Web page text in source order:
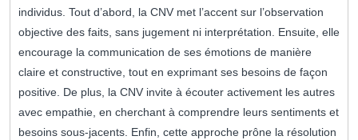
individus. Tout d’abord, la CNV met l’accent sur l’observation
objective des faits, sans jugement ni interprétation. Ensuite, elle
encourage la communication de ses émotions de manière
claire et constructive, tout en exprimant ses besoins de façon
positive. De plus, la CNV invite à écouter activement les autres
avec empathie, en cherchant à comprendre leurs sentiments et
besoins sous-jacents. Enfin, cette approche prône la résolution